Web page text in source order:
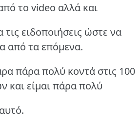
το video αλλά και
τις ειδοποιήσεις ώστε να
από τα επόμενα.
πάρα πολύ κοντά στις 100
και είμαι πάρα πολύ